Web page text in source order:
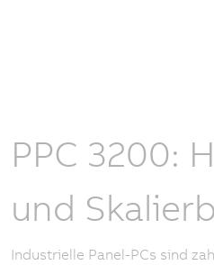
PPC 3200:
und
Industrielle Panel-PCs sind